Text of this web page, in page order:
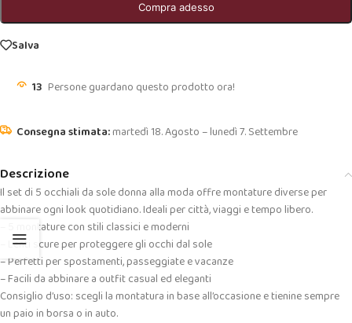
Compra adesso
Salva
13 Persone guardano questo prodotto ora!
martedì 18. Agosto – lunedì 7. Settembre
Descrizione
Il set di 5 occhiali da sole donna alla moda offre montature diverse per
abbinare ogni look quotidiano. Ideali per città, viaggi e tempo libero.
– 5 montature con stili classici e moderni
– Lenti scure per proteggere gli occhi dal sole
– Perfetti per spostamenti, passeggiate e vacanze
– Facili da abbinare a outfit casual ed eleganti
Consiglio d’uso: scegli la montatura in base all’occasione e tienine sempre
un paio in borsa o in auto.